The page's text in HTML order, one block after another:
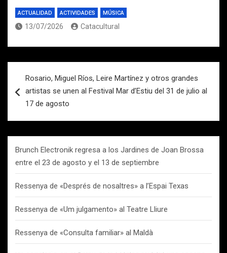
ACTUALIDAD ACTIVIDADES MÚSICA
13/07/2026 Catacultural
de
entradas
Rosario, Miguel Ríos, Leire Martínez y otros grandes
artistas se unen al Festival Mar d’Estiu del 31 de julio al
17 de agosto
Brunch Electronik regresa a los Jardines de Joan Brossa
entre el 23 de agosto y el 13 de septiembre
Ressenya de «Després de nosaltres» a l’Espai Texas
Ressenya de «Um julgamento» al Teatre Lliure
Ressenya de «Consulta familiar» al Maldà